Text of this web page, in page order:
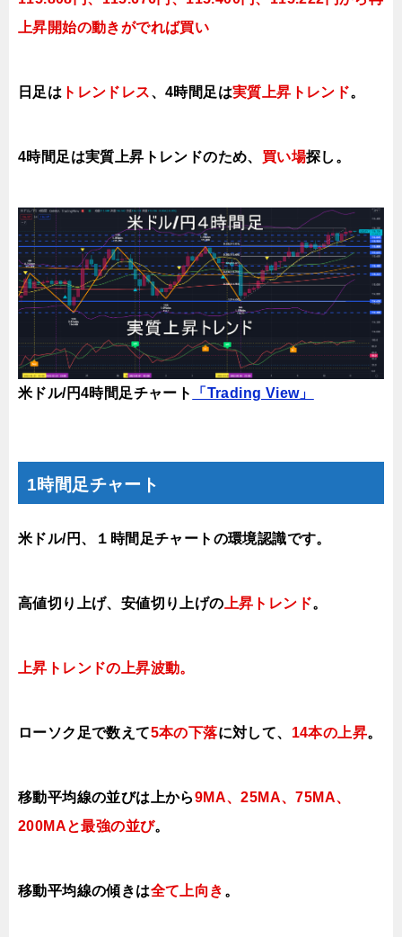
上昇開始の動きがでれば買い
日足は トレンドレス、4時間足は実質上昇トレンド。
4時間足は実質上昇ト レンドのため、 買い場探し。
米ドル/円4時間足チャート 「Trading View」
1時間足チャート
米ドル/円、１時間足チャートの環境認識です。
高値切り上げ、安値切り上げの 上昇トレンド。
上昇トレンドの上昇波動。
ローソク足で数えて5本の下落に対して、 14本の上昇。
移動平均線の並びは上から9MA、25MA、75MA、
200MAと最強の並び。
移動平均線の傾きは全て上向き 。